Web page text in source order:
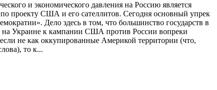
и экономического давления на Россию является
проекту США и его сателлитов. Сегодня основный упрек
Дело здесь в том, что большинство государств в
на Украине к кампании США против России вопреки
не как оккупированные Америкой территории (что,
то к...